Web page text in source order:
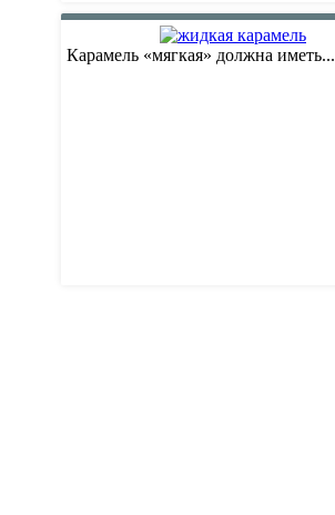
Карамель «мягкая» должна иметь...